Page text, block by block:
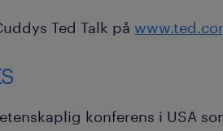
Ted Talk på
konferens i USA